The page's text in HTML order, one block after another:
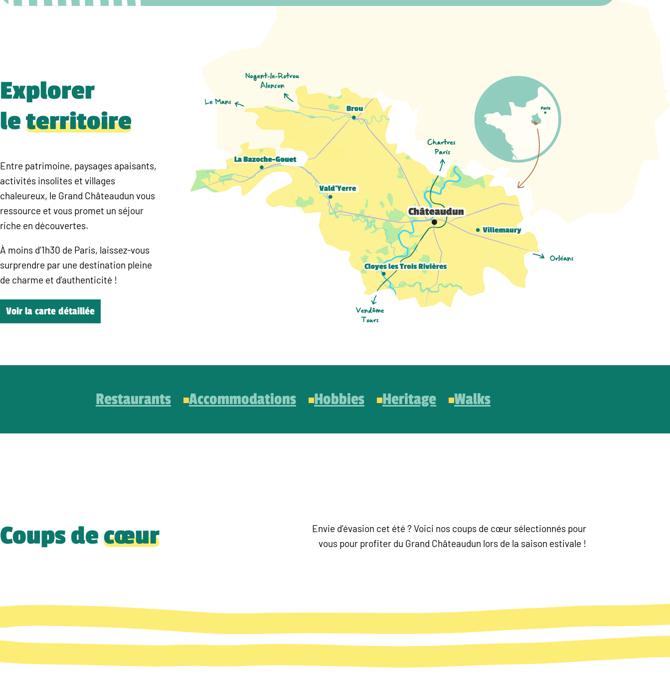
Explorer
leterritoire
Entre patrimoine, paysages apaisants,
activités insolites et villages
chaleureux, le Grand Châteaudun vous
ressource et vous promet un séjour
riche en découvertes.
À moins d’1h30 de Paris, laissez-vous
surprendre par une destination pleine
de charme et d’authenticité !
Voir la carte détaillée
Restaurants Accommodations Hobbies Heritage Walks
Coups decœur
Envie d’évasion cet été ? Voici nos coups de cœur sélectionnés pour
vous pour profiter du Grand Châteaudun lors de la saison estivale !